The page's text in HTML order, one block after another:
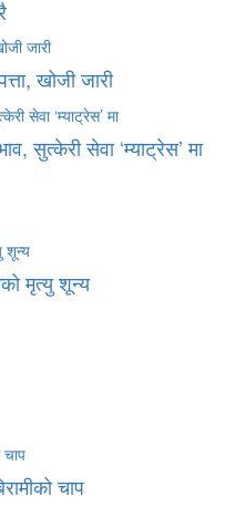
खोजी जारी
सुत्केरी सेवा ‘म्याट्रेस’ मा
मृत्यु शून्य
चाप